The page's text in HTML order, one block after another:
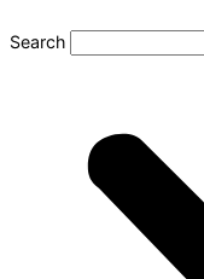
Search